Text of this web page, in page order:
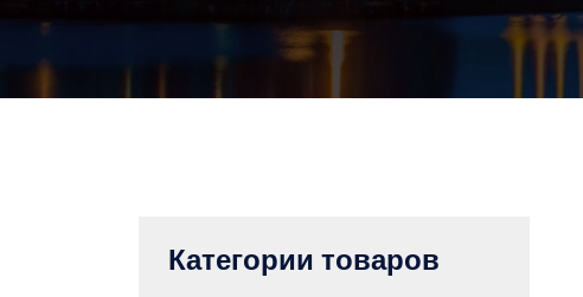
Категории товаров